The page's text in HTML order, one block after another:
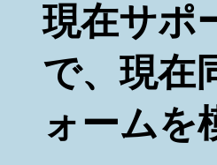
現在サポ
で、現在
ォームを